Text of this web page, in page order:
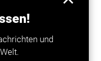
und
brennt, dann
explodieren, was